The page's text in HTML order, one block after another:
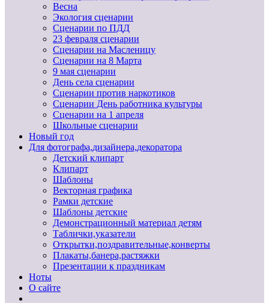
Весна
Экология сценарии
Сценарии по ПДД
23 февраля сценарии
Сценарии на Масленицу
Сценарии на 8 Марта
9 мая сценарии
День села сценарии
Сценарии против наркотиков
Сценарии День работника культуры
Сценарии на 1 апреля
Школьные сценарии
Новый год
Для фотографа,дизайнера,декоратора
Детский клипарт
Клипарт
Шаблоны
Векторная графика
Рамки детские
Шаблоны детские
Демонстрационный материал детям
Таблички,указатели
Открытки,поздравительные,конверты
Плакаты,банера,растяжки
Презентации к праздникам
Ноты
О сайте